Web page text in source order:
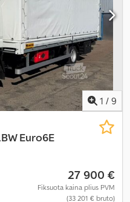
1 / 9
Euro6E
27 900 €
Fiksuota kaina plius PVM
(33 201 € bruto)